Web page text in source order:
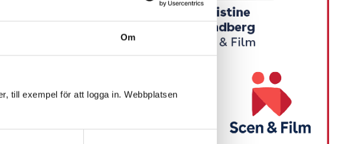
Om
till exempel för att logga in. Webbplatsen